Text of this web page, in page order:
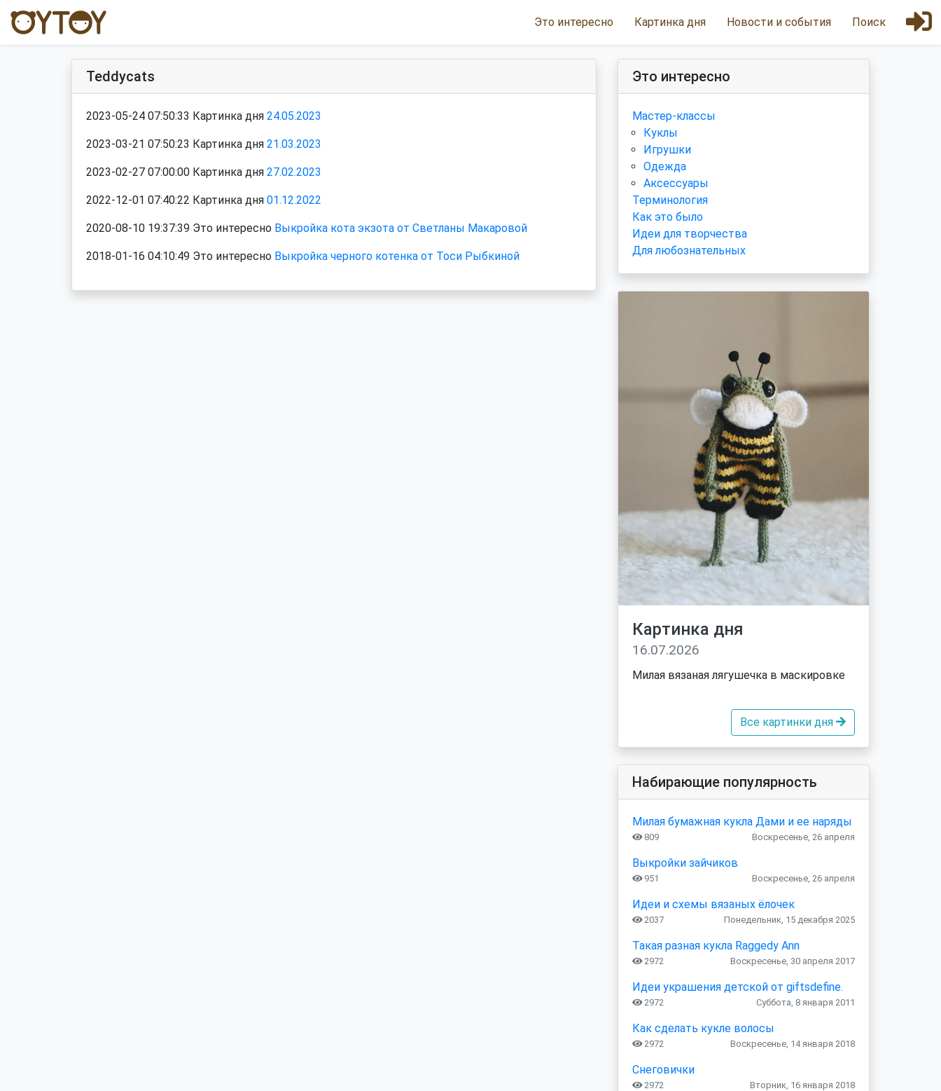
Это интересно Картинка дня Новости и события Поиск
Teddycats
2023-05-24 07:50:33 Картинка дня 24.05.2023
2023-03-21 07:50:23 Картинка дня 21.03.2023
2023-02-27 07:00:00 Картинка дня 27.02.2023
2022-12-01 07:40:22 Картинка дня 01.12.2022
2020-08-10 19:37:39 Это интересно Выкройка кота экзота от Светланы Макаровой
2018-01-16 04:10:49 Это интересно Выкройка черного котенка от Тоси Рыбкиной
Это интересно
Мастер-классы
Куклы
Игрушки
Одежда
Аксессуары
Терминология
Как это было
Идеи для творчества
Для любознательных
Картинка дня
16.07.2026
Милая вязаная лягушечка в маскировке
Все картинки дня
Набирающие популярность
Милая бумажная кукла Дами и ее наряды
809 Воскресенье, 26 апреля
Выкройки зайчиков
951 Воскресенье, 26 апреля
Идеи и схемы вязаных ёлочек
2037 Понедельник, 15 декабря 2025
Такая разная кукла Raggedy Ann
2972 Воскресенье, 30 апреля 2017
Идеи украшения детской от giftsdefine.
2972 Суббота, 8 января 2011
Как сделать кукле волосы
2972 Воскресенье, 14 января 2018
Снеговички
2972 Вторник, 16 января 2018